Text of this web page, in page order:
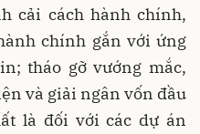
cải cách hành chính,
chính gắn với ứng
tháo gỡ vướng mắc,
và giải ngân vốn đầu
là đối với các dự án